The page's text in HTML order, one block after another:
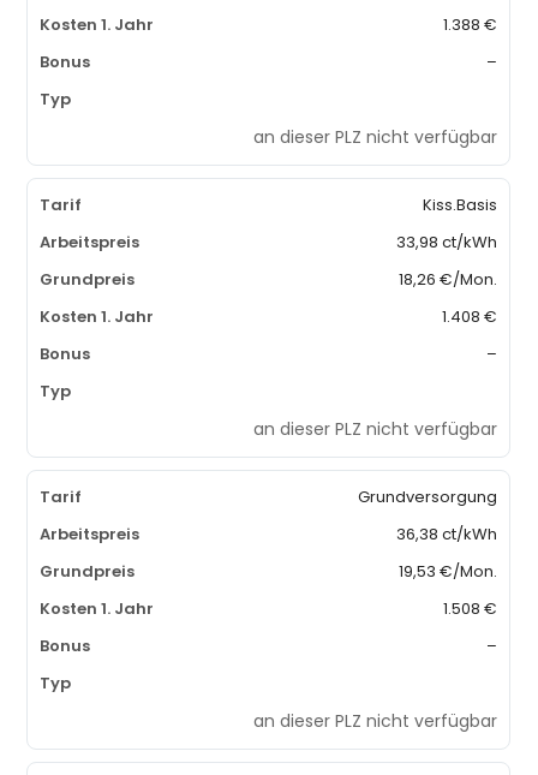
1.388 €
–
an dieser PLZ nicht verfügbar
Kiss.Basis
33,98 ct/kWh
18,26 €/Mon.
1.408 €
–
an dieser PLZ nicht verfügbar
Grundversorgung
36,38 ct/kWh
19,53 €/Mon.
1.508 €
–
an dieser PLZ nicht verfügbar